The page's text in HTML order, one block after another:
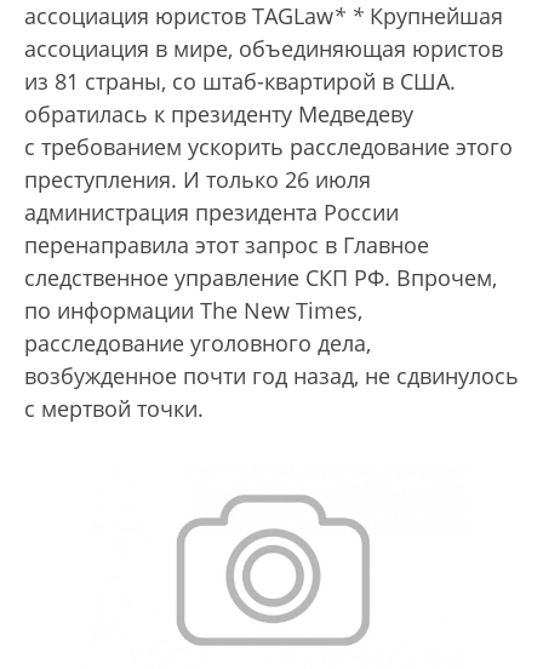
ассоциация юристов TAGLaw* * Крупнейшая
ассоциация в мире, объединяющая юристов
из 81 страны, со штаб-квартирой в США.
обратилась к президенту Медведеву
с требованием ускорить расследование этого
преступления. И только 26 июля
администрация президента России
перенаправила этот запрос в Главное
следственное управление СКП РФ. Впрочем,
по информации The New Times,
расследование уголовного дела,
возбужденное почти год назад, не сдвинулось
с мертвой точки.